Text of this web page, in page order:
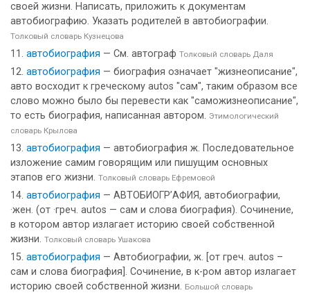
своей жизни. Написать, приложить к документам
автобиографию. Указать родителей в автобиографии.
Толковый словарь Кузнецова
автобиография — См. автограф Толковый словарь Даля
автобиография — биография означает "жизнеописание",
авто восходит к греческому autos "сам", таким образом все
слово можно было бы перевести как "саможизнеописание",
то есть биография, написанная автором. Этимологический
словарь Крылова
автобиография — автобиография ж. Последовательное
изложение самим говорящим или пишущим основных
этапов его жизни. Толковый словарь Ефремовой
автобиография — АВТОБИОГР’АФИЯ, автобиографии,
·жен. (от ·греч. autos — сам и слова биография). Сочинение,
в котором автор излагает историю своей собственной
жизни. Толковый словарь Ушакова
автобиография — Автобиографии, ж. [от греч. autos –
сам и слова биография]. Сочинение, в к-ром автор излагает
историю своей собственной жизни. Большой словарь